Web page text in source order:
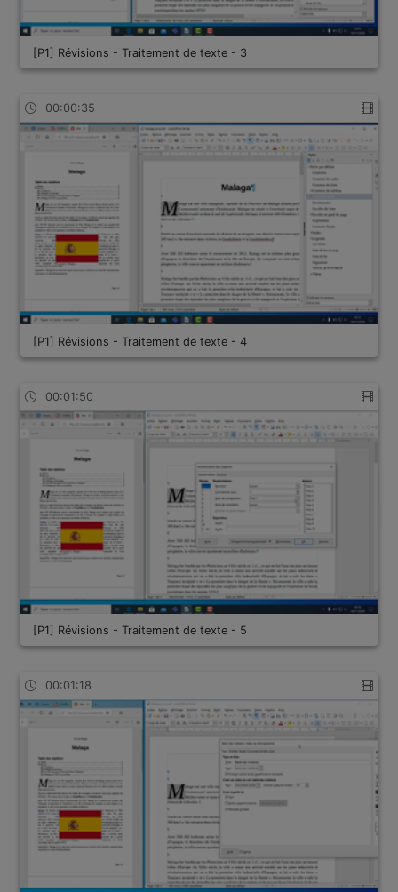
[P1] Révisions - Traitement de texte - 3
00:00:35
[P1] Révisions - Traitement de texte - 4
00:01:50
[P1] Révisions - Traitement de texte - 5
00:01:18